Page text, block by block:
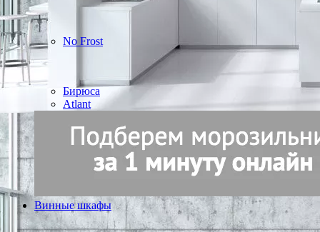
No Frost
Бирюса
Atlant
Винные шкафы